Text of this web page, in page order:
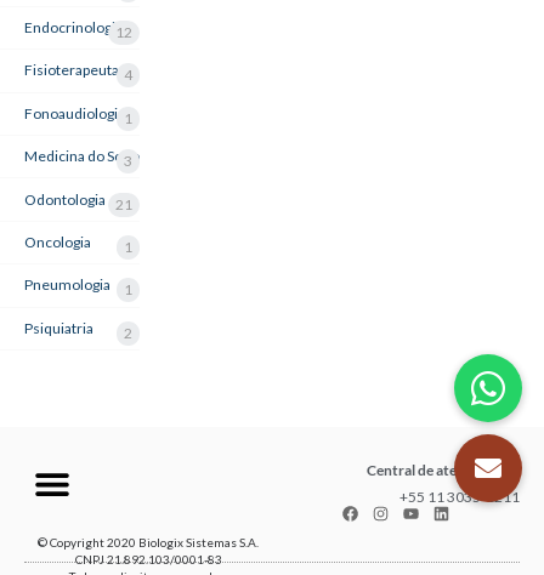
Endocrinologia12
Fisioterapeuta 4
Fonoaudiologia 1
Medicina do Sono
3
Odontologia 21
Oncologia 1
Pneumologia 1
Psiquiatria 2
Central de atendimento
+55 11 3035-1211
© Copyright 2020 Biologix Sistemas S.A.
CNPJ 21.892.103/0001-83